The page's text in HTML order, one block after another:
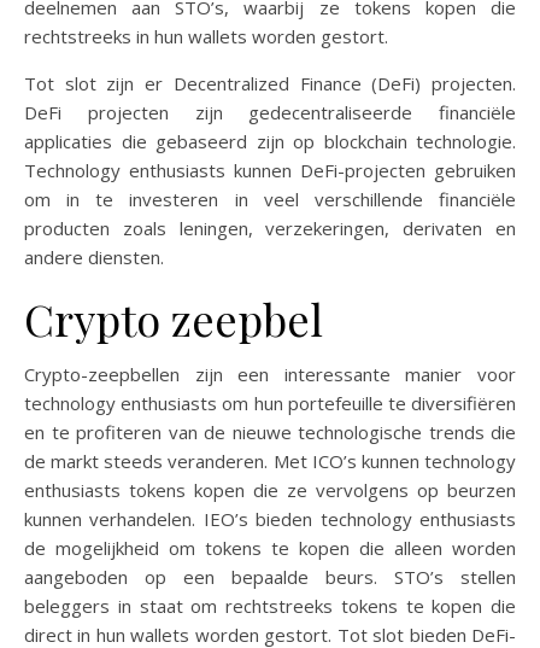
deelnemen aan STO’s, waarbij ze tokens kopen die
rechtstreeks in hun wallets worden gestort.
Tot slot zijn er Decentralized Finance (DeFi) projecten.
DeFi projecten zijn gedecentraliseerde financiële
applicaties die gebaseerd zijn op blockchain technologie.
Technology enthusiasts kunnen DeFi-projecten gebruiken
om in te investeren in veel verschillende financiële
producten zoals leningen, verzekeringen, derivaten en
andere diensten.
Crypto zeepbel
Crypto-zeepbellen zijn een interessante manier voor
technology enthusiasts om hun portefeuille te diversifiëren
en te profiteren van de nieuwe technologische trends die
de markt steeds veranderen. Met ICO’s kunnen technology
enthusiasts tokens kopen die ze vervolgens op beurzen
kunnen verhandelen. IEO’s bieden technology enthusiasts
de mogelijkheid om tokens te kopen die alleen worden
aangeboden op een bepaalde beurs. STO’s stellen
beleggers in staat om rechtstreeks tokens te kopen die
direct in hun wallets worden gestort. Tot slot bieden DeFi-